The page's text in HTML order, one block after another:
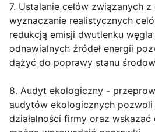
7. Ustalanie celów związanych
wyznaczanie realistycznych
redukcją emisji dwutlenku
odnawialnych źródeł energii
dążyć do poprawy stanu
8. Audyt ekologiczny -
audytów ekologicznych pozwoli
działalności firmy oraz